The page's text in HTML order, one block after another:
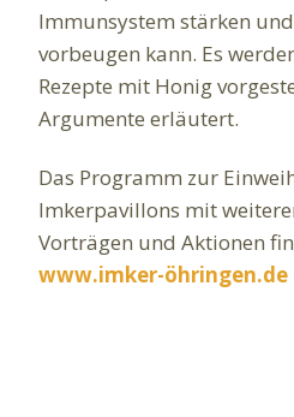
Immunsystem stärken
vorbeugen kann. Es
Rezepte mit Honig
Argumente erläutert.
Das Programm zur
Imkerpavillons mit
Vorträgen und Aktionen
www.imker-öhringen.de